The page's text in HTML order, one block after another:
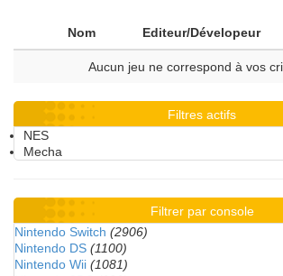
Nom Editeur/Dévelopeur
Aucun jeu ne correspond à vos
Filtres actifs
NES
Mecha
Filtrer par console
Nintendo Switch (2906)
Nintendo DS (1100)
Nintendo Wii (1081)